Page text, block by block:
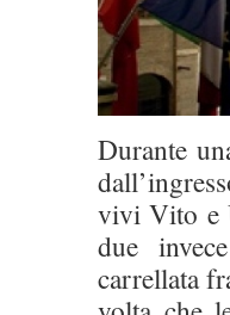
Durante
vivi Vito e
due
carrellata